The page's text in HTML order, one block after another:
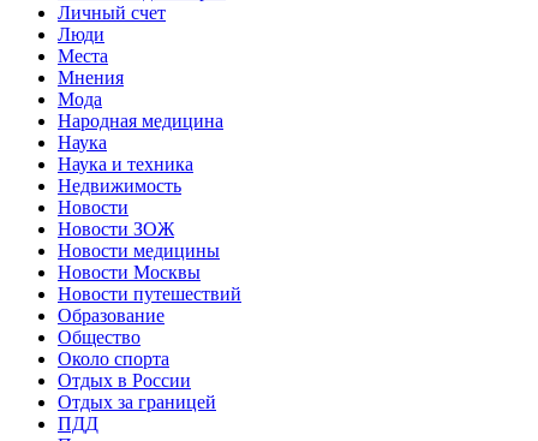
Личный счет
Люди
Места
Мнения
Мода
Народная медицина
Наука
Наука и техника
Недвижимость
Новости
Новости ЗОЖ
Новости медицины
Новости Москвы
Новости путешествий
Образование
Общество
Около спорта
Отдых в России
Отдых за границей
ПДД